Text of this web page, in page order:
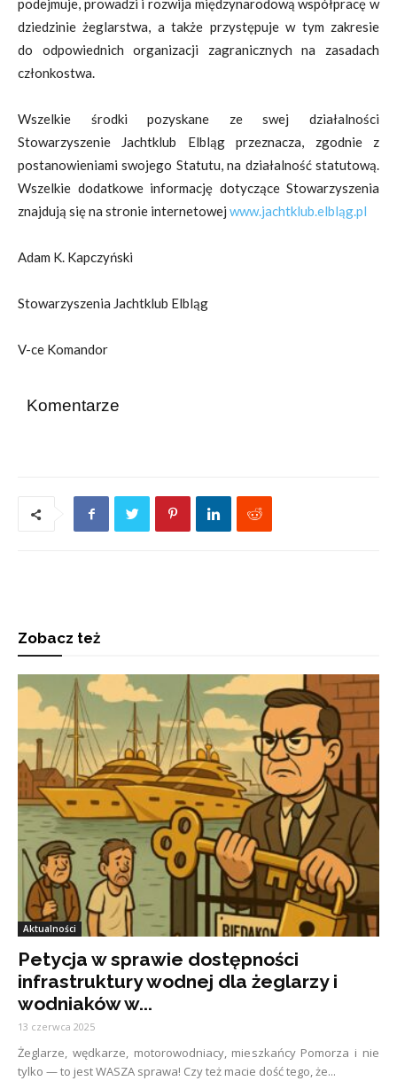
podejmuje, prowadzi i rozwija międzynarodową współpracę w
dziedzinie żeglarstwa, a także przystępuje w tym zakresie
do odpowiednich organizacji zagranicznych na zasadach
członkostwa.
Wszelkie środki pozyskane ze swej działalności
Stowarzyszenie Jachtklub Elbląg przeznacza, zgodnie z
postanowieniami swojego Statutu, na działalność statutową.
Wszelkie dodatkowe informację dotyczące Stowarzyszenia
znajdują się na stronie internetowej www.jachtklub.elbląg.pl
Adam K. Kapczyński
Stowarzyszenia Jachtklub Elbląg
V-ce Komandor
Komentarze
Zobacz też
Aktualności
Petycja w sprawie dostępności
infrastruktury wodnej dla żeglarzy i
wodniaków w...
13 czerwca 2025
Żeglarze, wędkarze, motorowodniacy, mieszkańcy Pomorza i nie
tylko — to jest WASZA sprawa! Czy też macie dość tego, że...